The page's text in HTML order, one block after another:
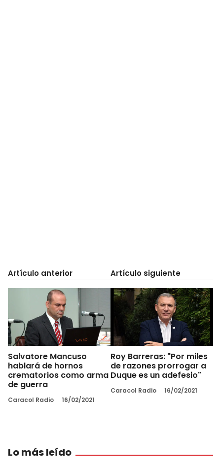
Artículo anterior
Salvatore Mancuso
hablará de hornos
crematorios como arma
de guerra
Caracol Radio 16/02/2021
Artículo siguiente
Roy Barreras: "Por miles
de razones prorrogar a
Duque es un adefesio"
Caracol Radio 16/02/2021
Lo más leído